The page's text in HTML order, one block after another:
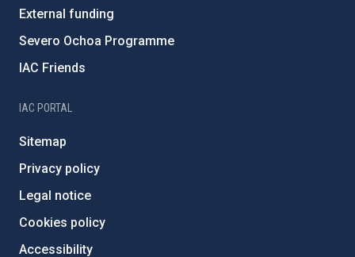
External funding
Severo Ochoa Programme
IAC Friends
IAC PORTAL
Sitemap
Privacy policy
Legal notice
Cookies policy
Accessibility